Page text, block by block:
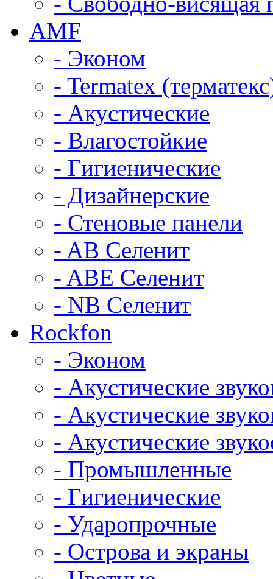
AMF
- Эконом
- Termatex
- Акустические
- Влагостойкие
- Гигиенические
- Дизайнерские
- Стеновые панели
- AB Селенит
- ABE Селенит
- NB Селенит
Rockfon
- Эконом
- Акустические
- Акустические
- Акустические
- Промышленные
- Гигиенические
- Ударопрочные
- Острова и экраны